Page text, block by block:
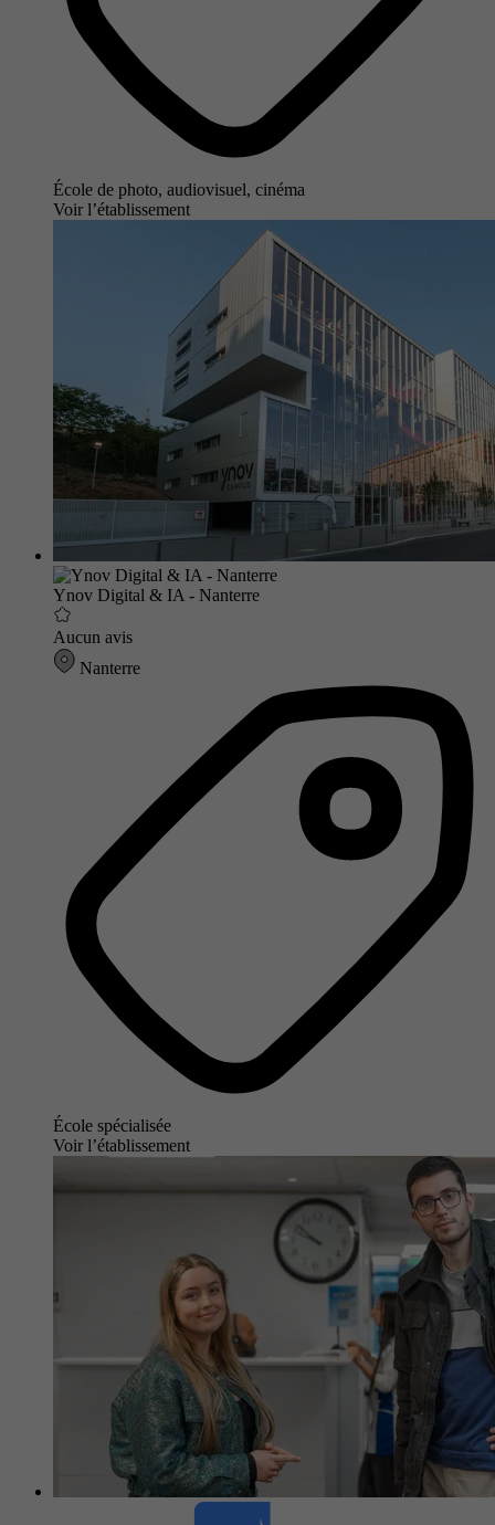
École de photo, audiovisuel, cinéma
Voir l’établissement
Ynov Digital & IA - Nanterre
Aucun avis
Nanterre
École spécialisée
Voir l’établissement